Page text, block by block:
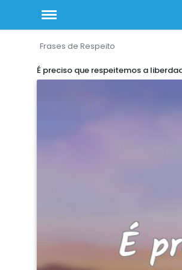
Frases de Respeito
É preciso que respeitemos a